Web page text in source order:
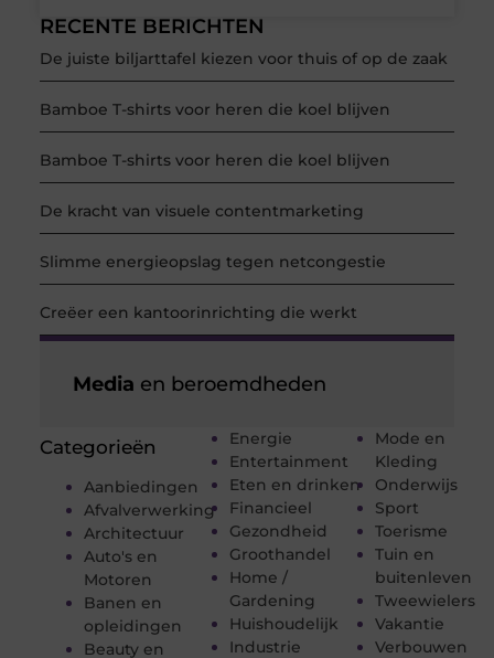
RECENTE BERICHTEN
De juiste biljarttafel kiezen voor thuis of op de zaak
Bamboe T-shirts voor heren die koel blijven
Bamboe T-shirts voor heren die koel blijven
De kracht van visuele contentmarketing
Slimme energieopslag tegen netcongestie
Creëer een kantoorinrichting die werkt
Categorieën
Aanbiedingen
Afvalverwerking
Architectuur
Auto's en
Motoren
Banen en
opleidingen
Beauty en
Energie
Entertainment
Eten en drinken
Financieel
Gezondheid
Groothandel
Home /
Gardening
Huishoudelijk
Industrie
Mode en
Kleding
Onderwijs
Sport
Toerisme
Tuin en
buitenleven
Tweewielers
Vakantie
Verbouwen
Media en beroemdheden